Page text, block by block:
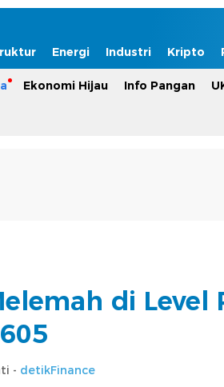
Energi Industri Kripto
Ekonomi Hijau Info Pangan
di Level
- detikFinance